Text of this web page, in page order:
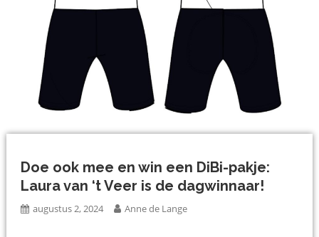
Doe ook mee en win een DiBi-pakje:
Laura van ‘t Veer is de dagwinnaar!
augustus 2, 2024 Anne de Lange